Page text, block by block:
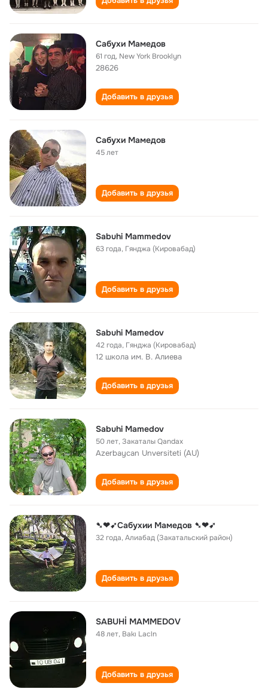
Сабухи Мамедов
61 год, New York Brooklyn
28626
Добавить в друзья
Сабухи Мамедов
45 лет
Добавить в друзья
Sabuhi Mammedov
63 года, Гянджа (Кировабад)
Добавить в друзья
Sabuhi Mamedov
42 года, Гянджа (Кировабад)
12 школа им. В. Алиева
Добавить в друзья
Sabuhi Mamedov
50 лет,Закаталы Qandax
Azerbaycan Unversiteti (AU)
Добавить в друзья
➷❤➹Сабухии Мамедов ➷❤➹
32 года,Алиабад (Закатальский район)
Добавить в друзья
SABUHİ MAMMEDOV
48 лет, Bakı Lacln
Добавить в друзья